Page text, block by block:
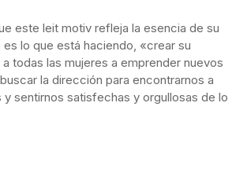
este leit motiv refleja la esencia de su
lo que está haciendo, «crear su
todas las mujeres a emprender nuevos
la dirección para encontrarnos a
y sentirnos satisfechas y orgullosas de lo